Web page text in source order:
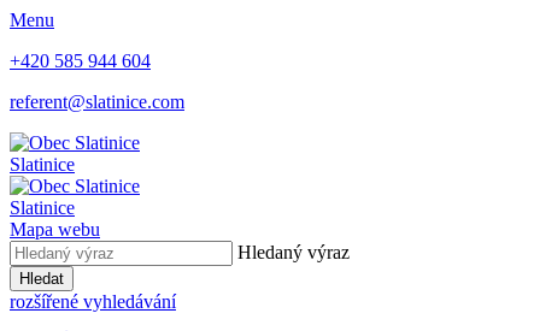
Menu
+420 585 944 604
referent@slatinice.com
Slatinice
Slatinice
Mapa webu
Hledaný výraz
Hledat
rozšířené vyhledávání